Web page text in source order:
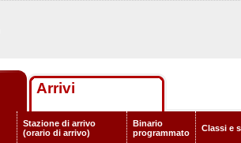
Arrivi
Stazione di arrivo
(orario di arrivo)
Binario
programmato
Classi e